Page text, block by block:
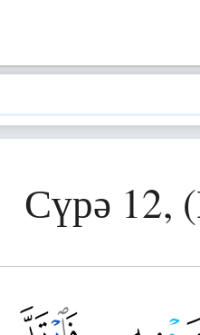
Сүрә 12,